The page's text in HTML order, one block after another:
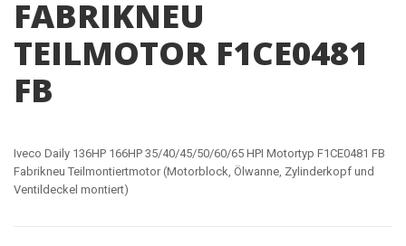
FABRIKNEU
TEILMOTOR F1CE0481
FB
Iveco Daily 136HP 166HP 35/40/45/50/60/65 HPI Motortyp F1CE0481 FB
Fabrikneu Teilmontiertmotor (Motorblock, Ölwanne, Zylinderkopf und
Ventildeckel montiert)